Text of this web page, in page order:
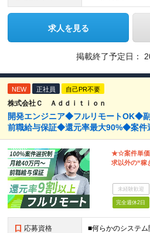
求人を見る
掲載終了予定日：
NEW 正社員 自己PR不要
株式会社Ｃ Ａｄｄｉｔｉｏｎ
開発エンジニア◆フルリモートOK◆
前職給与保証◆還元率最大90%◆案件
★☆案件単価
求以外の“稼
未経験歓迎
完全週休2日
応募資格